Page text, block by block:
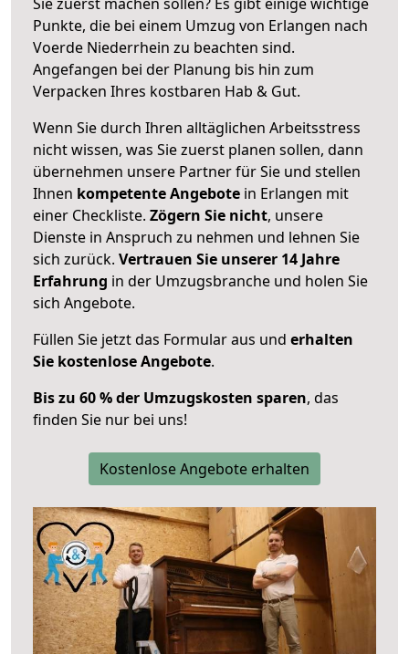
Punkte, die bei einem Umzug von Erlangen nach
Voerde Niederrhein zu beachten sind.
Angefangen bei der Planung bis hin zum
Verpacken Ihres kostbaren Hab & Gut.
Wenn Sie durch Ihren alltäglichen Arbeitsstress
nicht wissen, was Sie zuerst planen sollen, dann
übernehmen unsere Partner für Sie und stellen
Ihnen kompetente Angebote in Erlangen mit
einer Checkliste. Zögern Sie nicht, unsere
Dienste in Anspruch zu nehmen und lehnen Sie
sich zurück. Vertrauen Sie unserer 14 Jahre
Erfahrung in der Umzugsbranche und holen Sie
sich Angebote.
Füllen Sie jetzt das Formular aus und erhalten
Sie kostenlose Angebote.
Bis zu 60 % der Umzugskosten sparen, das
finden Sie nur bei uns!
Kostenlose Angebote erhalten